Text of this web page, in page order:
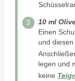
10 ml
Einen
und
legen und
keine